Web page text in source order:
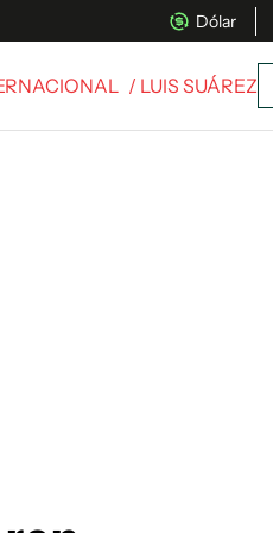
Dólar
/ LUIS SUÁREZ